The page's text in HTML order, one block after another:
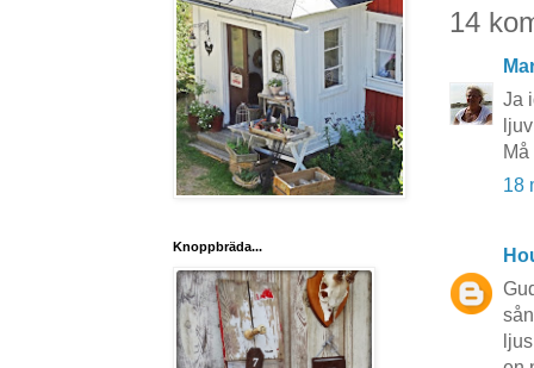
14
Ja
18
Knoppbräda...